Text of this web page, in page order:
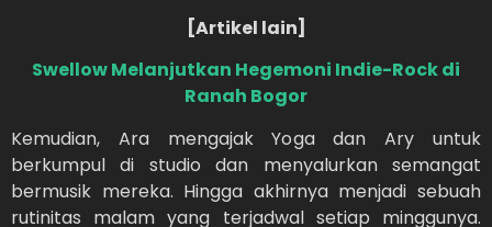
[Artikel lain]
Swellow Melanjutkan Hegemoni Indie-Rock di
Ranah Bogor
Kemudian, Ara mengajak Yoga dan Ary untuk
berkumpul di studio dan menyalurkan semangat
bermusik mereka. Hingga akhirnya menjadi sebuah
rutinitas malam yang terjadwal setiap minggunya.